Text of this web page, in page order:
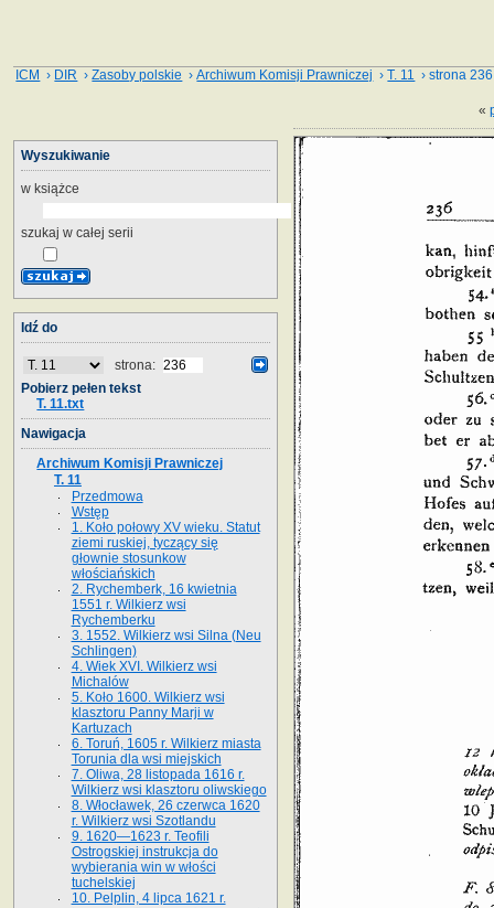
ICM › DIR ›Zasoby polskie ›Archiwum Komisji Prawniczej ›T. 11 › strona 236
«
Wyszukiwanie
w książce
szukaj w całej serii
Idź do
strona:
Pobierz pełen tekst
T. 11.txt
Nawigacja
Archiwum Komisji Prawniczej
T. 11
Przedmowa
Wstęp
1. Koło połowy XV wieku. Statut
ziemi ruskiej, tyczący się
głownie stosunkow
włościańskich
2. Rychemberk, 16 kwietnia
1551 r. Wilkierz wsi
Rychemberku
3. 1552. Wilkierz wsi Silna (Neu
Schlingen)
4. Wiek XVI. Wilkierz wsi
Michalów
5. Koło 1600. Wilkierz wsi
klasztoru Panny Marji w
Kartuzach
6. Toruń, 1605 r. Wilkierz miasta
Torunia dla wsi miejskich
7. Oliwa, 28 listopada 1616 r.
Wilkierz wsi klasztoru oliwskiego
8. Włocławek, 26 czerwca 1620
r. Wilkierz wsi Szotlandu
9. 1620—1623 r. Teofili
Ostrogskiej instrukcja do
wybierania win w włości
tuchelskiej
10. Pelplin, 4 lipca 1621 r.